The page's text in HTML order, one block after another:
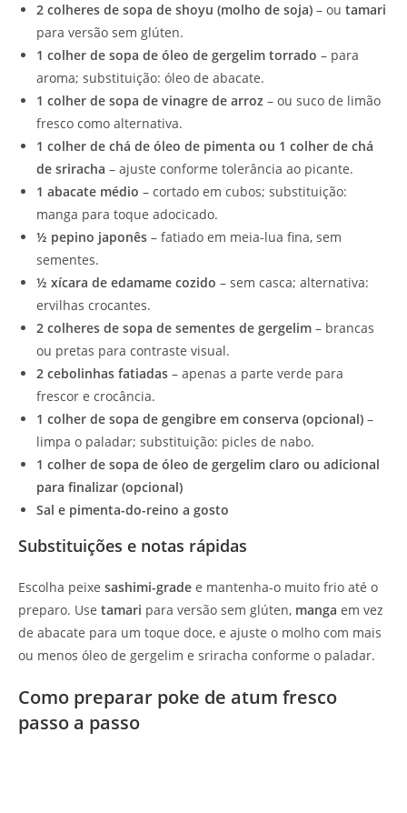
2 colheres de sopa de shoyu (molho de soja) – ou tamari
para versão sem glúten.
1 colher de sopa de óleo de gergelim torrado – para
aroma; substituição: óleo de abacate.
1 colher de sopa de vinagre de arroz – ou suco de limão
fresco como alternativa.
1 colher de chá de óleo de pimenta ou 1 colher de chá
de sriracha – ajuste conforme tolerância ao picante.
1 abacate médio – cortado em cubos; substituição:
manga para toque adocicado.
½ pepino japonês – fatiado em meia-lua fina, sem
sementes.
½ xícara de edamame cozido – sem casca; alternativa:
ervilhas crocantes.
2 colheres de sopa de sementes de gergelim – brancas
ou pretas para contraste visual.
2 cebolinhas fatiadas – apenas a parte verde para
frescor e crocância.
1 colher de sopa de gengibre em conserva (opcional) –
limpa o paladar; substituição: picles de nabo.
1 colher de sopa de óleo de gergelim claro ou adicional
para finalizar (opcional)
Sal e pimenta-do-reino a gosto
Substituições e notas rápidas
Escolha peixe sashimi-grade e mantenha-o muito frio até o
preparo. Use tamari para versão sem glúten, manga em vez
de abacate para um toque doce, e ajuste o molho com mais
ou menos óleo de gergelim e sriracha conforme o paladar.
Como preparar poke de atum fresco
passo a passo